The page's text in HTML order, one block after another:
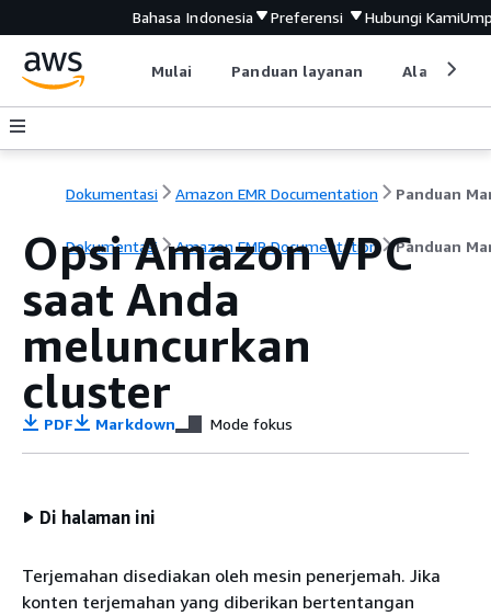
Bahasa Indonesia Preferensi Hubungi Kami
Mulai Panduan layanan Alat
Dokumentasi Amazon EMR Documentation
Dokumentasi Amazon EMR Documentation Panduan
Opsi Amazon VPC
saat Anda
meluncurkan
cluster
PDF Markdown Mode fokus
Di halaman ini
Terjemahan disediakan oleh mesin penerjemah. Jika
konten terjemahan yang diberikan bertentangan